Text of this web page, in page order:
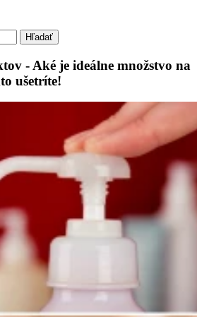
Hľadať
- Aké je ideálne množstvo na
ušetríte!